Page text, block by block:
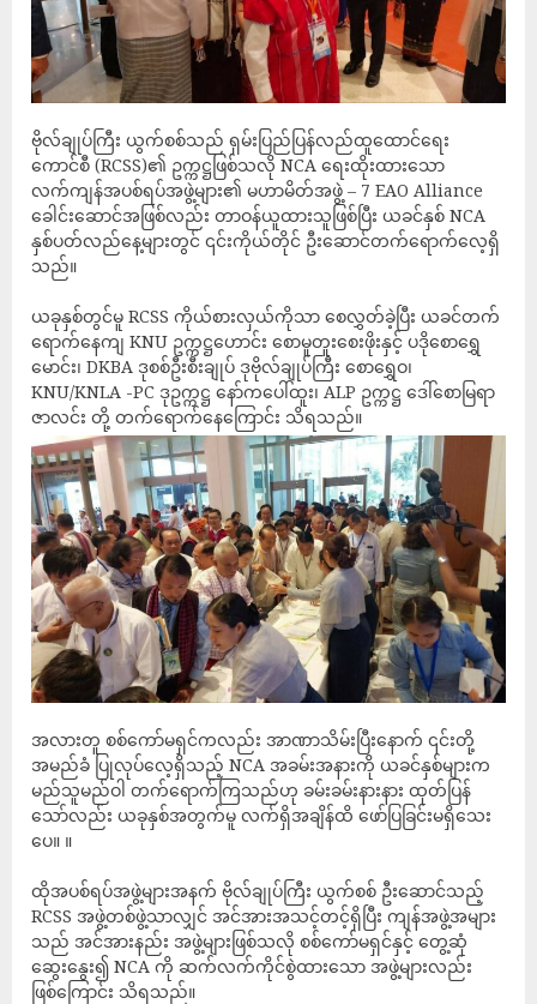
ဗိုလ်ချုပ်ကြီး ယွက်စစ်သည် ရှမ်းပြည်ပြန်လည်ထူထောင်ရေး
ကောင်စီ (RCSS)၏ ဥက္ကဋ္ဌဖြစ်သလို NCA ရေးထိုးထားသော
လက်ကျန်အပစ်ရပ်အဖွဲ့များ၏ မဟာမိတ်အဖွဲ့ – 7 EAO Alliance
ခေါင်းဆောင်အဖြစ်လည်း တာဝန်ယူထားသူဖြစ်ပြီး ယခင်နှစ် NCA
နှစ်ပတ်လည်နေ့များတွင် ၎င်းကိုယ်တိုင် ဦးဆောင်တက်ရောက်လေ့ရှိ
သည်။
ယခုနှစ်တွင်မူ RCSS ကိုယ်စားလှယ်ကိုသာ စေလွှတ်ခဲ့ပြီး ယခင်တက်
ရောက်နေကျ KNU ‌ဥက္ကဋ္ဌဟောင်း စောမူတူးစေးဖိုးနှင့် ပဒိုစောရွှေ
မောင်း၊ DKBA ဒုစစ်ဦးစီးချုပ် ဒုဗိုလ်ချုပ်ကြီး စောရွှေဝ၊
KNU/KNLA -PC ဒုဥက္ကဋ္ဌ နော်ကပေါ်ထူး၊ ALP ဥက္ကဋ္ဌ ဒေါ်စောမြရာ
ဇာလင်း တို့ တက်ရောက်နေကြောင်း သိရသည်။
အလားတူ စစ်ကော်မရှင်ကလည်း အာဏာသိမ်းပြီးနောက် ၎င်းတို့
အမည်ခံ ပြုလုပ်လေ့ရှိသည့် NCA အခမ်းအနားကို ယခင်နှစ်များက
မည်သူမည်ဝါ တက်ရောက်ကြသည်ဟု ခမ်းခမ်းနားနား ‌ထုတ်ပြန်
သော်လည်း ယခုနှစ်အတွက်မူ လက်ရှိအချိန်ထိ ဖော်ပြခြင်းမရှိသေး
ပေ။ ။
ထိုအပစ်ရပ်အဖွဲ့များအနက် ဗိုလ်ချုပ်ကြီး ယွက်စစ် ဦးဆောင်သည့်
RCSS အဖွဲ့တစ်ဖွဲ့သာလျှင် အင်အားအသင့်တင့်ရှိပြီး ကျန်အဖွဲ့အများ
သည် အင်အားနည်း အဖွဲ့များဖြစ်သလို စစ်ကော်မရှင်နှင့် တွေ့ဆုံ
ဆွေးနွေး၍ NCA ကို ဆက်လက်ကိုင်စွဲထားသော အဖွဲ့များလည်း
ဖြစ်ကြောင်း သိရသည်။